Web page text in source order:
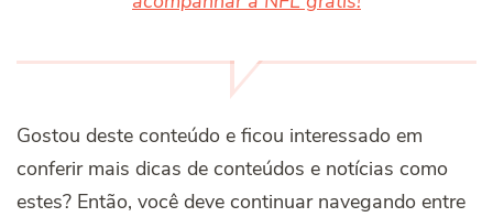
Gostou deste conteúdo e ficou interessado em
conferir mais dicas de conteúdos e notícias como
estes? Então, você deve continuar navegando entre